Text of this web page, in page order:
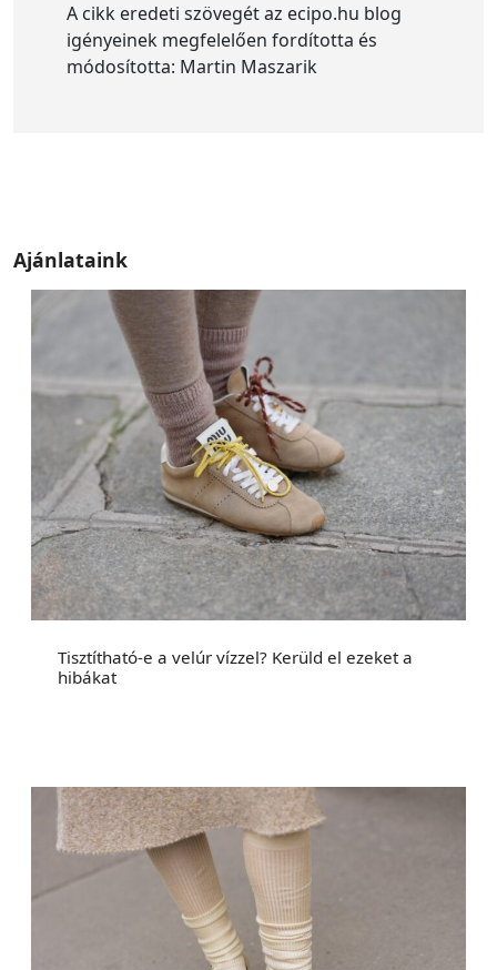
A cikk eredeti szövegét az ecipo.hu blog
igényeinek megfelelően fordította és
módosította: Martin Maszarik
Ajánlataink
Tisztítható-e a velúr vízzel? Kerüld el ezeket a
hibákat